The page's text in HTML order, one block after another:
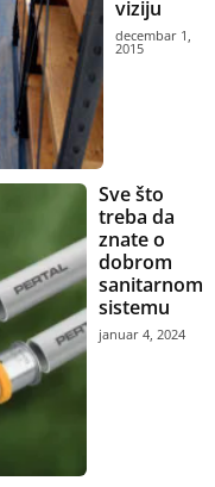
viziju
decembar 1,
2015
Sve što
treba da
znate o
dobrom
sanitarnom
sistemu
januar 4, 2024